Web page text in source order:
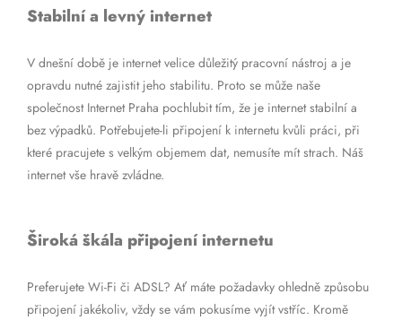
Stabilní a levný internet
V dnešní době je internet velice důležitý pracovní nástroj a je
opravdu nutné zajistit jeho stabilitu. Proto se může naše
společnost Internet Praha pochlubit tím, že je internet stabilní a
bez výpadků. Potřebujete-li připojení k internetu kvůli práci, při
které pracujete s velkým objemem dat, nemusíte mít strach. Náš
internet vše hravě zvládne.
Široká škála připojení internetu
Preferujete Wi-Fi či ADSL? Ať máte požadavky ohledně způsobu
připojení jakékoliv, vždy se vám pokusíme vyjít vstříc. Kromě